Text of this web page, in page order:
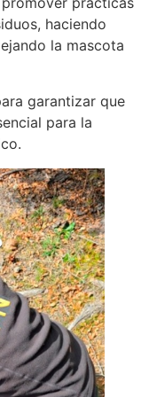
haciendo
la mascota
garantizar que
para la